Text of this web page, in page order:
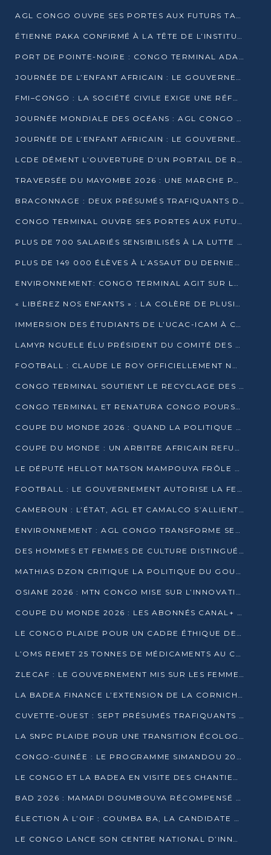
AGL CONGO OUVRE SES PORTES AUX FUTURS TALENTS DE LA LOGISTIQUE
ÉTIENNE PAKA CONFIRMÉ À LA TÊTE DE L’INSTITUT GÉOGRAPHIQUE NATIONAL
PORT DE POINTE-NOIRE : CONGO TERMINAL ADAPTE SON DRAGAGE AUX SABLES BITUMINEUX
JOURNÉE DE L’ENFANT AFRICAIN : LE GOUVERNEMENT RÉAFFIRME SON ENGAGEMENT POUR L’ACCÈS À L’EAU ET À L’ASSAINISSEMENT
FMI–CONGO : LA SOCIÉTÉ CIVILE EXIGE UNE RÉFORME DE LA FISCALITÉ PÉTROLIÈRE
JOURNÉE MONDIALE DES OCÉANS : AGL CONGO MOBILISE SES COLLABORATEURS POUR LA PRÉSERVATION DE LA BIODIVERSITÉ MARINE
JOURNÉE DE L’ENFANT AFRICAIN : LE GOUVERNEMENT MOBILISÉ POUR L’HYGIÈNE DANS LES ORPHELINATS
LCDE DÉMENT L’OUVERTURE D’UN PORTAIL DE RECRUTEMENT ET APPELLE À LA VIGILANCE
TRAVERSÉE DU MAYOMBE 2026 : UNE MARCHE POUR SENSIBILISER ET DÉPISTER AU DIABÈTE
BRACONNAGE : DEUX PRÉSUMÉS TRAFIQUANTS D’HIPPOPOTAME ÉCROUÉS À BRAZZAVILLE
CONGO TERMINAL OUVRE SES PORTES AUX FUTURS INGÉNIEURS DE L’UCAC-ICAM
PLUS DE 700 SALARIÉS SENSIBILISÉS À LA LUTTE CONTRE LA TUBERCULOSE À CONGO TERMINAL
PLUS DE 149 000 ÉLÈVES À L’ASSAUT DU DERNIER CEPE
ENVIRONNEMENT: CONGO TERMINAL AGIT SUR LE TERRAIN ET FORME LES PLUS JEUNES
« LIBÉREZ NOS ENFANTS » : LA COLÈRE DE PLUSIEURS MÈRES À BRAZZAVILLE CONTRE LA DGSP
IMMERSION DES ÉTUDIANTS DE L’UCAC-ICAM À CONGO TERMINAL
LAMYR NGUELE ÉLU PRÉSIDENT DU COMITÉ DES MEMBRES D’HONNEUR DU PCT
FOOTBALL : CLAUDE LE ROY OFFICIELLEMENT NOMMÉ SÉLECTIONNEUR DU CONGO
CONGO TERMINAL SOUTIENT LE RECYCLAGE DES DÉCHETS PLASTIQUES À POINTE-NOIRE
CONGO TERMINAL ET RENATURA CONGO POURSUIVENT LEUR COMBAT POUR LA BIODIVERSITÉ
COUPE DU MONDE 2026 : QUAND LA POLITIQUE MENACE L’UNIVERSALITÉ DU FOOTBALL
COUPE DU MONDE : UN ARBITRE AFRICAIN REFUSÉ À L’ENTRÉE DES ÉTATS-UNIS
LE DÉPUTÉ HELLOT MATSON MAMPOUYA FRÔLE LA MORT LORS D’UNE EMBUSCADE DZNS LE POOL
FOOTBALL : LE GOUVERNEMENT AUTORISE LA FECOFOOT À OCCUPER LES COMPLEXES SPORTIFS
CAMEROUN : L’ÉTAT, AGL ET CAMALCO S’ALLIENT POUR UN MÉGA-PROJET FERROVIAIRE
ENVIRONNEMENT : AGL CONGO TRANSFORME SES DÉCHETS EN OUTILS DE FORMATION
DES HOMMES ET FEMMES DE CULTURE DISTINGUÉS POUR LEUR ENGAGEMENT PAR BANTOU CULTURE
MATHIAS DZON CRITIQUE LA POLITIQUE DU GOUVERNEMENT ET ALERTE SUR LA DETTE DU CONGO
OSIANE 2026 : MTN CONGO MISE SUR L’INNOVATION POUR RELEVER LES DÉFIS AFRICAINS
COUPE DU MONDE 2026 : LES ABONNÉS CANAL+ AU CONGO DÉÇUS À QUELQUES JOURS DU COUP D’ENVOI
LE CONGO PLAIDE POUR UN CADRE ÉTHIQUE DE L’INTELLIGENCE ARTIFICIELLE À DAKAR
L’OMS REMET 25 TONNES DE MÉDICAMENTS AU CONGO POUR RENFORCER LA RIPOSTE AUX ÉPIDÉMIES
ZLECAF : LE GOUVERNEMENT MIS SUR LES FEMMES ENTREPRENEURES
LA BADEA FINANCE L’EXTENSION DE LA CORNICHE SUD DE BRAZZAVILLE
CUVETTE-OUEST : SEPT PRÉSUMÉS TRAFIQUANTS DE FAUNE INTERPELLÉS À EWO ET KELLÉ
LA SNPC PLAIDE POUR UNE TRANSITION ÉCOLOGIQUE PROGRESSIVE
CONGO-GUINÉE : LE PROGRAMME SIMANDOU 2040 AU CŒUR DES ÉCHANGES À LA BAD
LE CONGO ET LA BADEA EN VISITE DES CHANTIERS
BAD 2026 : MAMADI DOUMBOUYA RÉCOMPENSÉ PAR LE TROPHÉE BABACAR NDIAYE À BRAZZAVILLE
ÉLECTION À L’OIF : COUMBA BA, LA CANDIDATE DISCRÈTE QUI BOUSCULE LE JEU DIPLOMATIQUE
LE CONGO LANCE SON CENTRE NATIONAL D’INNOVATION